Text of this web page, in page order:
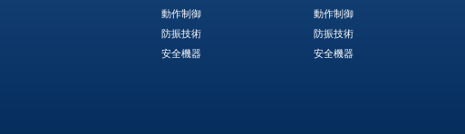
動作制御
防振技術
安全機器
動作制御
防振技術
安全機器